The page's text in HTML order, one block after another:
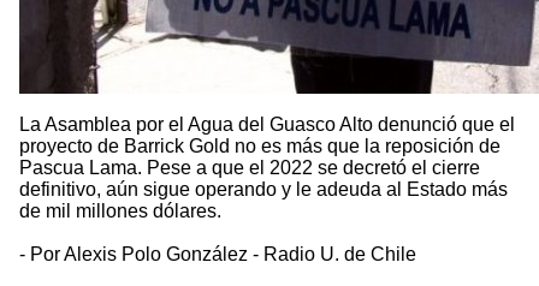
La Asamblea por el Agua del Guasco Alto denunció que el
proyecto de Barrick Gold no es más que la reposición de
Pascua Lama. Pese a que el 2022 se decretó el cierre
definitivo, aún sigue operando y le adeuda al Estado más
de mil millones dólares.
- Por Alexis Polo González - Radio U. de Chile